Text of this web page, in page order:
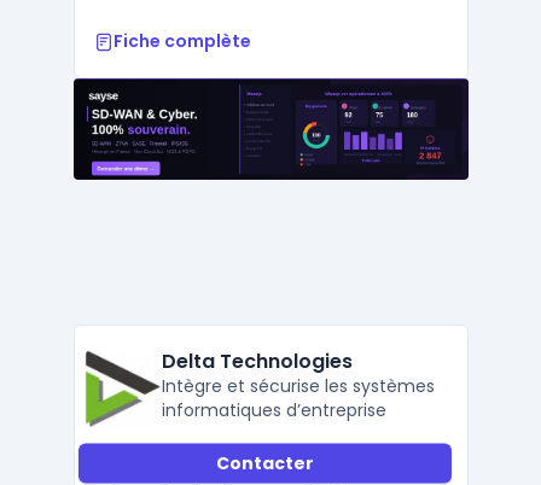
Fiche complète
Delta Technologies
Intègre et sécurise les systèmes
informatiques d’entreprise
Contacter